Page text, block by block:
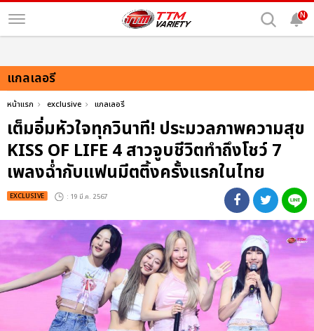
N
แกลเลอรี
หน้าแรก exclusive แกลเลอรี
เต็มอิ่มหัวใจทุกวินาที! ประมวลภาพความสุข
KISS OF LIFE 4 สาวจูบชีวิตทำถึงโชว์ 7
เพลงฉ่ำกับแฟนมีตติ้งครั้งแรกในไทย
EXCLUSIVE : 19 มี.ค. 2567